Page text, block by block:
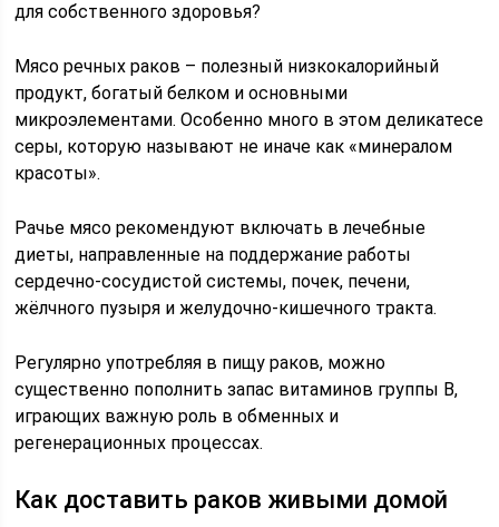
для собственного здоровья?
Мясо речных раков – полезный низкокалорийный
продукт, богатый белком и основными
микроэлементами. Особенно много в этом деликатесе
серы, которую называют не иначе как «минералом
красоты».
Рачье мясо рекомендуют включать в лечебные
диеты, направленные на поддержание работы
сердечно-сосудистой системы, почек, печени,
жёлчного пузыря и желудочно-кишечного тракта.
Регулярно употребляя в пищу раков, можно
существенно пополнить запас витаминов группы В,
играющих важную роль в обменных и
регенерационных процессах.
Как доставить раков живыми домой